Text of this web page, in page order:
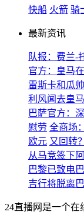
快船 火箭 骑
最新资讯
队报：费兰-
官方：皇马
雷斯卡和瓜
利风闻去皇
巴萨官方：
慰劳 全商场
欧元 又回转
从马竞签下
巴黎已致电
吉行将脱离
24直播网是一个